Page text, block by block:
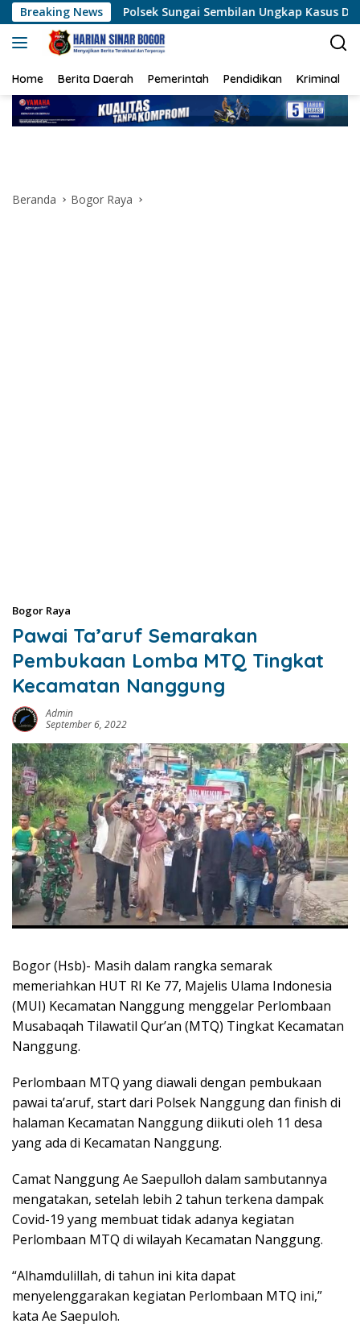
Langsung
ke
konten
Breaking News
Polsek Sungai Sembilan Ungkap Kasus Dugaan Percobaan
Home Berita Daerah Pemerintah Pendidikan Kriminal
Beranda Bogor Raya
Bogor Raya
Pawai Ta’aruf Semarakan
Pembukaan Lomba MTQ Tingkat
Kecamatan Nanggung
Admin
September 6, 2022
Bogor (Hsb)- Masih dalam rangka semarak
memeriahkan HUT RI Ke 77, Majelis Ulama Indonesia
(MUI) Kecamatan Nanggung menggelar Perlombaan
Musabaqah Tilawatil Qur’an (MTQ) Tingkat Kecamatan
Nanggung.
Perlombaan MTQ yang diawali dengan pembukaan
pawai ta’aruf, start dari Polsek Nanggung dan finish di
halaman Kecamatan Nanggung diikuti oleh 11 desa
yang ada di Kecamatan Nanggung.
Camat Nanggung Ae Saepulloh dalam sambutannya
mengatakan, setelah lebih 2 tahun terkena dampak
Covid-19 yang membuat tidak adanya kegiatan
Perlombaan MTQ di wilayah Kecamatan Nanggung.
“Alhamdulillah, di tahun ini kita dapat
menyelenggarakan kegiatan Perlombaan MTQ ini,”
kata Ae Saepuloh.